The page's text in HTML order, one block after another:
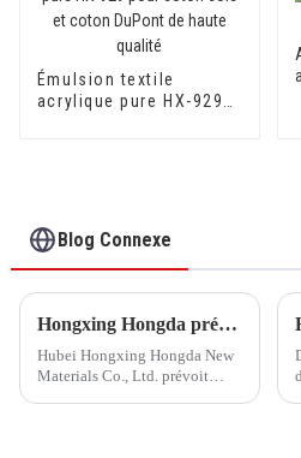
Émulsion textile
acrylique pure HX-929
Blog Connexe
Hongxing Hongda prévoit d'investir 1,6 milliard de yuans pour construire une nouvelle usine de production d'émulsion d'une capacité de production de 510 000 tonnes par an.
Hubei Hongxing Hongda New
Materials Co., Ltd. prévoit